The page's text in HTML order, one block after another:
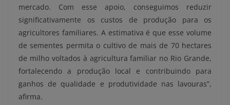
mercado. Com esse apoio, conseguimos reduzir
significativamente os custos de produção para os
agricultores familiares. A estimativa é que esse volume
de sementes permita o cultivo de mais de 70 hectares
de milho voltados à agricultura familiar no Rio Grande,
fortalecendo a produção local e contribuindo para
ganhos de qualidade e produtividade nas lavouras”,
afirma.